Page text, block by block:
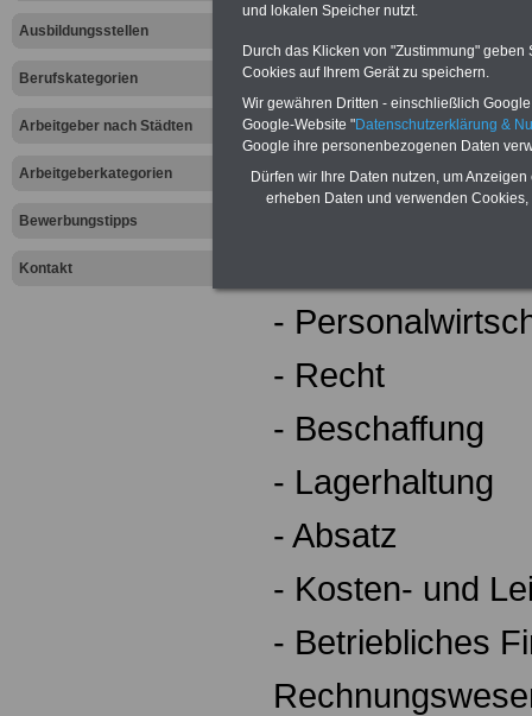
Ausbildungsstellen
Berufskategorien
Arbeitgeber nach Städten
Arbeitgeberkategorien
Bewerbungstipps
Kontakt
Während der
folgende
-
-
-
- Recht
- Beschaffung
- Lagerhaltung
- Absatz
- Kosten- und
- Betriebliches
und lokalen Speicher nutzt.
Durch das Klicken von "Zustimmung"
Cookies auf Ihrem Gerät zu speichern.
Wir gewähren Dritten - einschließlich
Google-Website "Datenschutzerklärung &
Google ihre personenbezogenen Daten
Dürfen wir Ihre Daten nutzen, um
erheben Daten und verwenden